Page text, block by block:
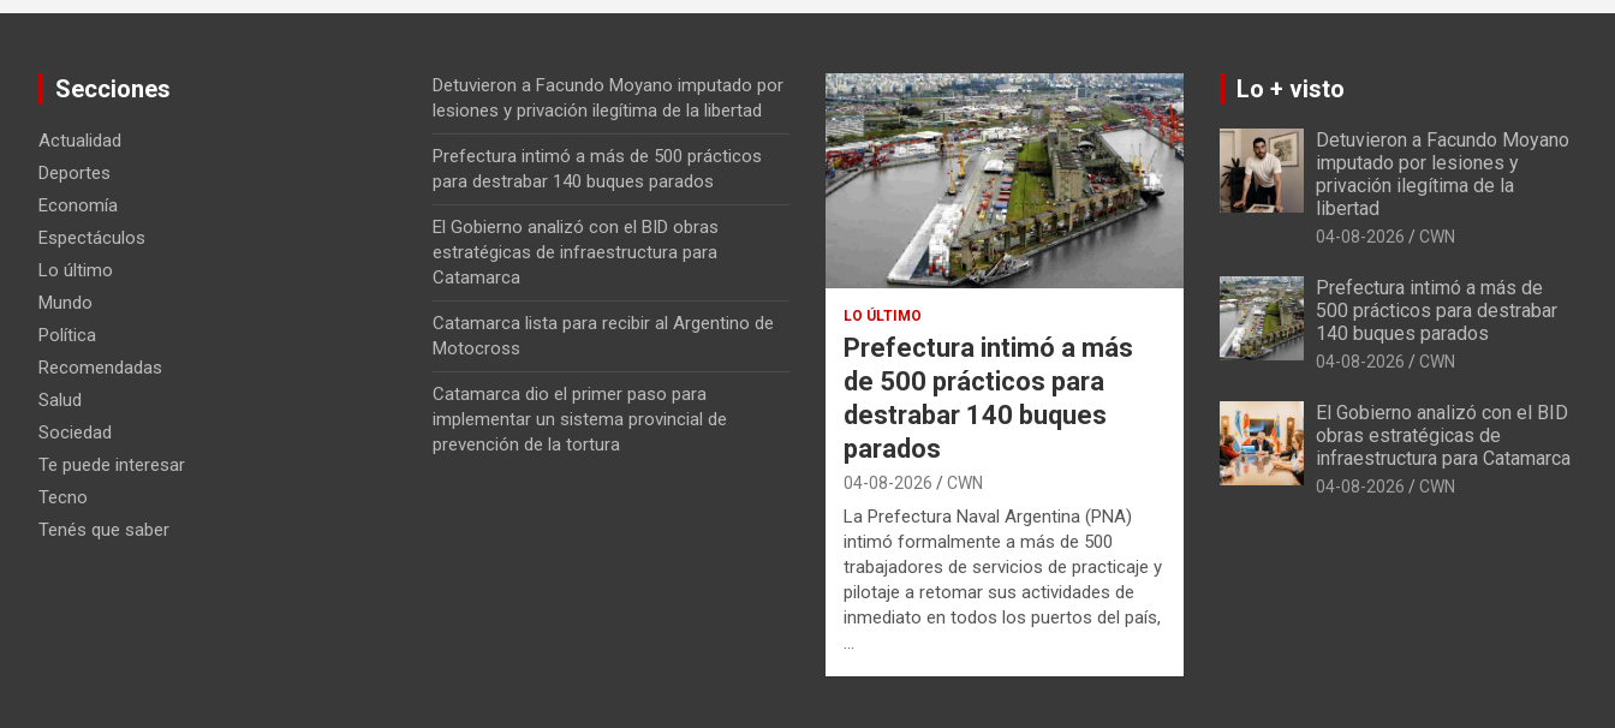
Secciones
Actualidad
Deportes
Economía
Espectáculos
Lo último
Mundo
Política
Recomendadas
Salud
Sociedad
Te puede interesar
Tecno
Tenés que saber
Detuvieron a Facundo Moyano imputado por
lesiones y privación ilegítima de la libertad
Prefectura intimó a más de 500 prácticos
para destrabar 140 buques parados
El Gobierno analizó con el BID obras
estratégicas de infraestructura para
Catamarca
Catamarca lista para recibir al Argentino de
Motocross
Catamarca dio el primer paso para
implementar un sistema provincial de
prevención de la tortura
LO ÚLTIMO
Prefectura intimó a más
de 500 prácticos para
destrabar 140 buques
parados
04-08-2026 CWN
La Prefectura Naval Argentina (PNA)
intimó formalmente a más de 500
trabajadores de servicios de practicaje y
pilotaje a retomar sus actividades de
inmediato en todos los puertos del país,
…
Lo + visto
Detuvieron a Facundo Moyano
imputado por lesiones y
privación ilegítima de la
libertad
04-08-2026 CWN
Prefectura intimó a más de
500 prácticos para destrabar
140 buques parados
04-08-2026 CWN
El Gobierno analizó con el BID
obras estratégicas de
infraestructura para Catamarca
04-08-2026 CWN